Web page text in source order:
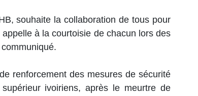
souhaite la collaboration de tous pour
à la courtoisie de chacun lors des
renforcement des mesures de sécurité
ivoiriens, après le meurtre de